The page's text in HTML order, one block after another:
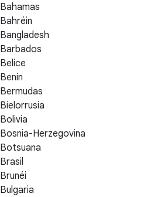
Bahamas
Bahréin
Bangladesh
Barbados
Belice
Benín
Bermudas
Bielorrusia
Bolivia
Bosnia-Herzegovina
Botsuana
Brasil
Brunéi
Bulgaria